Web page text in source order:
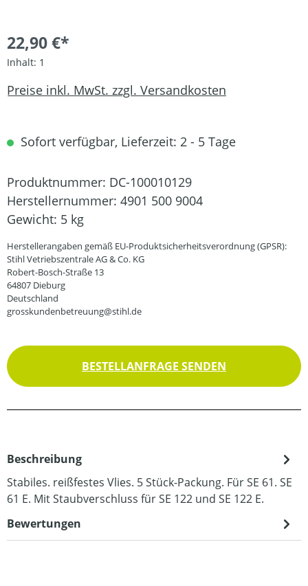
22,90 €*
Inhalt: 1
Preise inkl. MwSt. zzgl. Versandkosten
Sofort verfügbar, Lieferzeit: 2 - 5 Tage
Produktnummer: DC-100010129
Herstellernummer: 4901 500 9004
Gewicht: 5 kg
Herstellerangaben gemäß EU-Produktsicherheitsverordnung (GPSR):
Stihl Vetriebszentrale AG & Co. KG
Robert-Bosch-Straße 13
64807 Dieburg
Deutschland
grosskundenbetreuung@stihl.de
BESTELLANFRAGE SENDEN
Beschreibung
Stabiles. reißfestes Vlies. 5 Stück-Packung. Für SE 61. SE
61 E. Mit Staubverschluss für SE 122 und SE 122 E.
Bewertungen